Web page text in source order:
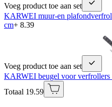
Voeg product toe aan set
KARWEI muur-en
cm+ 8.39
Voeg product toe aan set
KARWEI beugel voor verfrollers
Totaal 19.59